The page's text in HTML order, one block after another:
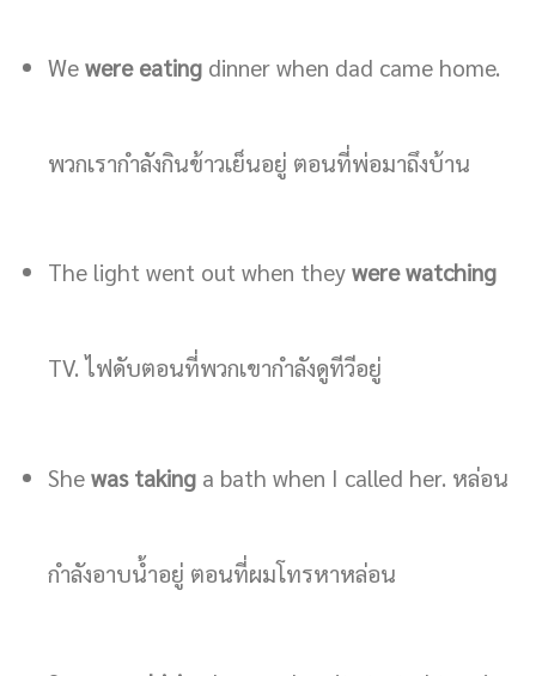
We were eatingdinner when dad came home.
พวกเรากำลังกินข้าวเย็นอยู่ ตอนที่พ่อมาถึงบ้าน
The light went out when they were watching
TV. ไฟดับตอนที่พวกเขากำลังดูทีวีอยู่
She was takinga bath when I called her. หล่อน
กำลังอาบน้ำอยู่ ตอนที่ผมโทรหาหล่อน